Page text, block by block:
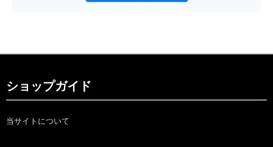
ショップガイド
当サイトについて